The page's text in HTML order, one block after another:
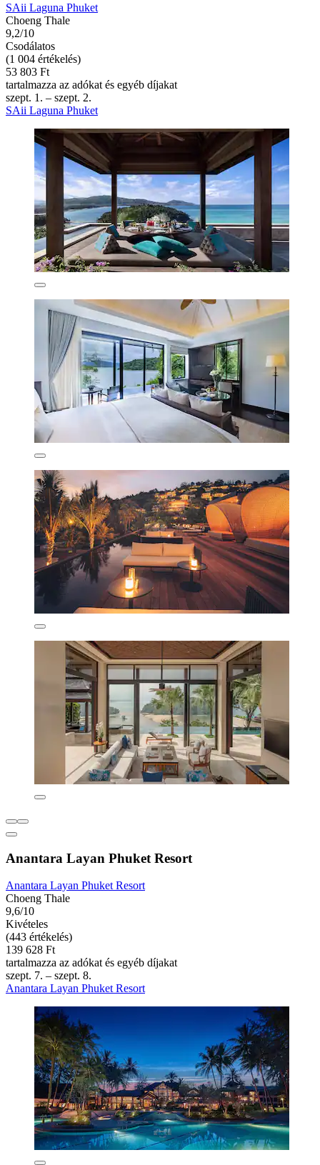
SAii Laguna Phuket
Choeng Thale
9,2/10
Csodálatos
(1 004 értékelés)
53 803 Ft
tartalmazza az adókat és egyéb díjakat
szept. 1. – szept. 2.
SAii Laguna Phuket
Anantara Layan Phuket Resort
Anantara Layan Phuket Resort
Choeng Thale
9,6/10
Kivételes
(443 értékelés)
139 628 Ft
tartalmazza az adókat és egyéb díjakat
szept. 7. – szept. 8.
Anantara Layan Phuket Resort